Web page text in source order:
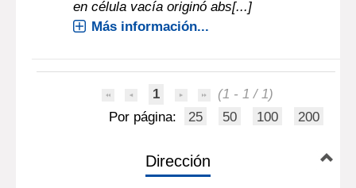
en célula vacía originó abs[...]
Más información...
1
(1 - 1 / 1)
Por página:
25 50 100 200
Dirección